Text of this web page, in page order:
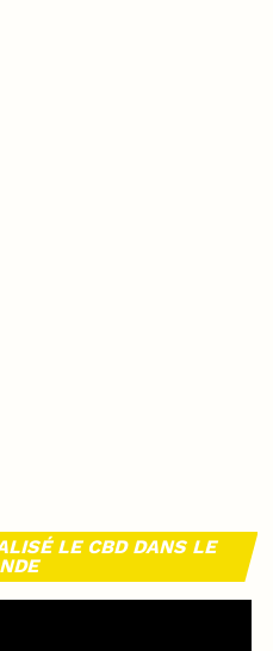
LE CBD DANS LE